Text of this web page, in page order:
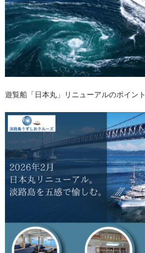
遊覧船「日本丸」リニューアルのポイント